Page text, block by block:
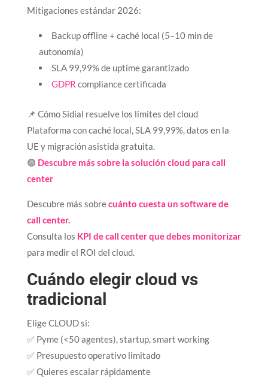
Mitigaciones estándar 2026:
Backup offline + caché local (5–10 min de
autonomía)
SLA 99,99% de uptime garantizado
GDPR compliance certificada
📌 Cómo Sidial resuelve los límites del cloud
Plataforma con caché local, SLA 99,99%, datos en la
UE y migración asistida gratuita.
🟣 Descubre más sobre la solución cloud para call
center
Descubre más sobrecuánto cuesta un software de
call center.
Consulta los KPI de call center que debes monitorizar
para medir el ROI del cloud.​
Cuándo elegir cloud vs
tradicional
Elige CLOUD si:
✅ Pyme (<50 agentes), startup, smart working
✅ Presupuesto operativo limitado
✅ Quieres escalar rápidamente